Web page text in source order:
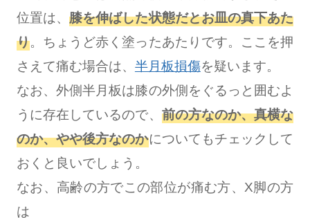
位置は、膝を伸ばした状態だとお皿の真下あた
り。ちょうど赤く塗ったあたりです。ここを押
さえて痛む場合は、 半月板損傷を疑います。
なお、外側半月板は膝の外側をぐるっと囲むよ
うに存在しているので、 前の方なのか、真横な
のか、やや後方なのかについてもチェックして
おくと良いでしょう。
なお、高齢の方でこの部位が痛む方、X脚の方
は